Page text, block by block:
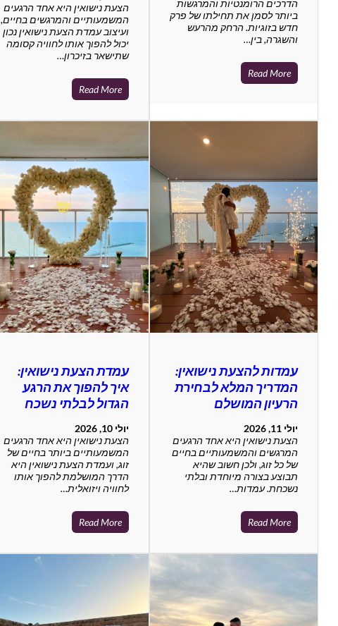
הדרכים הרומנטיות והמרגשות
ביותר לסמן את תחילתו של פרק
חדש בזוגיות. הרחק מהרעש
והשגרה, בין…
Read More
הצעת נישואין היא אחד הרגעים
המשמעותיים והמרגשים בחיים,
ועיצוב עמדת הצעת נישואין נכון
יכול להפוך אותו לחוויה קסומה
שתישאר בזיכרון…
Read More
עמדות להצעת נישואין:
המדריך המלא לבחירת
הרעיון המושלם
יולי 11, 2026
הצעת נישואין היא אחד הרגעים
המרגשים והמשמעותיים בחיים
של כל זוג, ולכן חשוב שהיא
תבוצע בצורה מיוחדת ובלתי
נשכחת. עמדות…
Read More
עמדת הצעת נישואין:
איך להפוך את הרגע
הגדול לבלתי נשכח
יולי 10, 2026
הצעת נישואין היא אחד הרגעים
המשמעותיים ביותר בחיים של
זוג, ועמדת הצעת נישואין היא
הדרך המושלמת להפוך אותו
לחוויה ויזואלית…
Read More